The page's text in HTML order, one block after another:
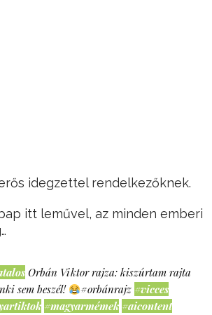
idegzettel rendelkezőknek.
itt leművel, az minden emberi
Orbán Viktor rajza: kiszúrtam rajta
sem beszél!
#orbánrajz #vicces
#magyarmémek #aicontent